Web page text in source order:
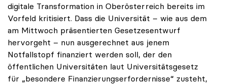
digitale Transformation in Oberösterreich bereits im
Vorfeld kritisiert. Dass die Universität – wie aus dem
am Mittwoch präsentierten Gesetzesentwurf
hervorgeht – nun ausgerechnet aus jenem
Notfallstopf finanziert werden soll, der den
öffentlichen Universitäten laut Universitätsgesetz
für „besondere Finanzierungserfordernisse“ zusteht,